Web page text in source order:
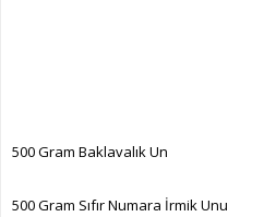
500 Gram Baklavalık Un
500 Gram Sıfır Numara İrmik Unu